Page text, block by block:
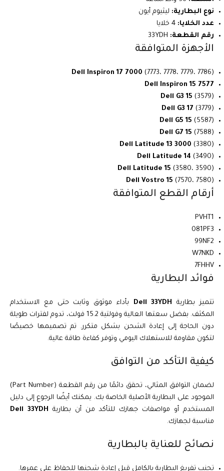
نوع البطارية: ليثيوم أيون
عدد الخلايا:
رقم القطعة:
الأجهزة المتوافقة
Dell Inspiron 17 7000 (7773، 7778، 7779، 7786)
Dell Inspiron 15 7577
Dell G3 15 (3579)
Dell G3 17 (3779)
Dell G5 15 (5587)
Dell G7 15 (7588)
Dell Latitude 13 3000 (3380)
Dell Latitude 14 (3490)
Dell Latitude 15 (3580، 3590)
Dell Vostro 15 (7570، 7580)
أرقام القطع المتوافقة
PVHT1
081PF3
99NF2
W7NKD
7FHHV
فوائد البطارية
تتميز بطارية Dell 33YDH بأداء موثوق وثابت حتى مع الاستخدام
المكثف. بفضل سعتها العالية وفولتية 15.2 فولت، تدوم لفترات طويلة
دون الحاجة إلى إعادة الشحن بشكل متكرر. تم تصميمها خصيصًا
لتكون مقاومة للاستهلاك اليومي وتوفر كفاءة طاقة عالية.
كيفية التأكد من التوافق
لضمان التوافق المثالي، تحقق دائمًا من رقم القطعة (Part Number)
الموجود على البطارية الأصلية الخاصة بك. يمكنك أيضًا الرجوع إلى دليل
المستخدم أو مواصفات جهازك للتأكد من أن بطارية Dell 33YDH
مناسبة لجهازك.
نصائح للعناية بالبطارية
تجنب تفريغ البطارية بالكامل قبل إعادة شحنها للحفاظ على عمرها.